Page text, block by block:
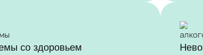
со здоровьем